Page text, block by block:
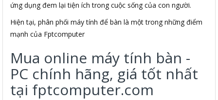
ứng dụng đem lại tiện ích trong cuộc sống của con người.
Hiện tại, phân phối máy tính để bàn là một trong những điểm
mạnh của Fptcomputer
Mua online máy tính bàn -
PC chính hãng, giá tốt nhất
tại fptcomputer.com